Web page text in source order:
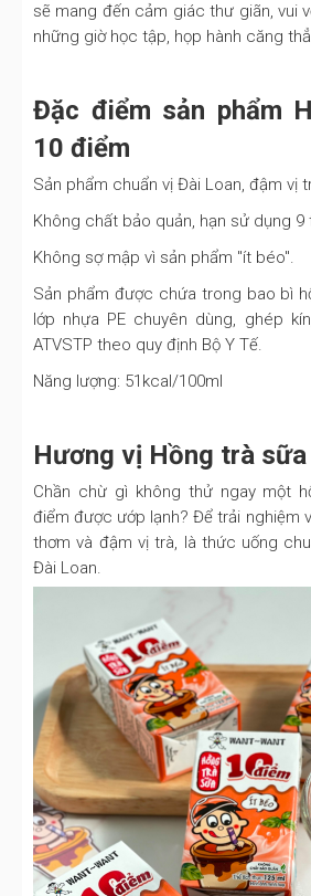
sẽ mang đến cảm giác thư giãn, vui
những giờ học tập, họp hành căng
Đặc điểm sản phẩm
10 điểm
Sản phẩm chuẩn vị Đài Loan, đậm vị
Không chất bảo quản, hạn sử dụng 9
Không sợ mập vì sản phẩm "ít béo".
Sản phẩm được chứa trong bao bì
lớp nhựa PE chuyên dùng, ghép
ATVSTP theo quy định Bộ Y Tế.
Năng lượng: 51kcal/100ml
Hương vị Hồng trà
Chần chừ gì không thử ngay một
điểm được ướp lạnh? Để trải nghiệm
thơm và đậm vị trà, là thức uống
Đài Loan.